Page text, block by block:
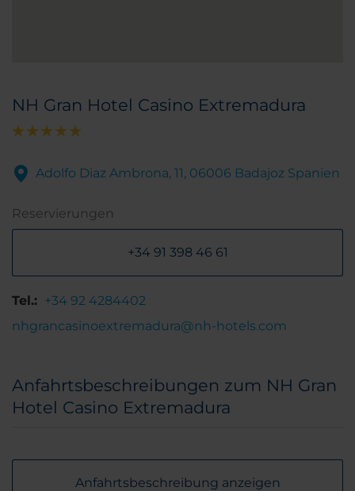
NH Gran Hotel Casino Extremadura
Adolfo Diaz Ambrona, 11, 06006 Badajoz Spanien
Reservierungen
+34 91 398 46 61
Tel.: +34 92 4284402
nhgrancasinoextremadura@nh-hotels.com
Anfahrtsbeschreibungen zum NH Gran
Hotel Casino Extremadura
Anfahrtsbeschreibung anzeigen